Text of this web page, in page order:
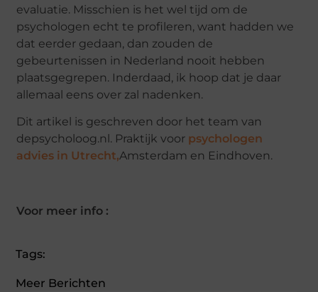
evaluatie. Misschien is het wel tijd om de
psychologen echt te profileren, want hadden we
dat eerder gedaan, dan zouden de
gebeurtenissen in Nederland nooit hebben
plaatsgegrepen. Inderdaad, ik hoop dat je daar
allemaal eens over zal nadenken.
Dit artikel is geschreven door het team van
depsycholoog.nl. Praktijk voor psychologen
advies in Utrecht,Amsterdam en Eindhoven.
Voor meer info :
Tags:
Meer Berichten